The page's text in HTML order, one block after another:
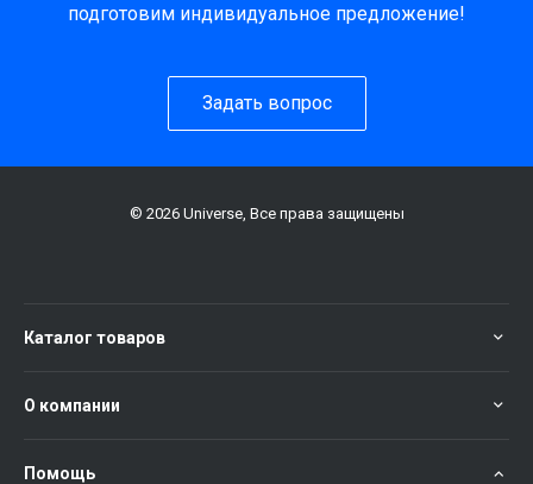
подготовим индивидуальное предложение!
Задать вопрос
© 2026 Universe, Все права защищены
Каталог товаров
О компании
Помощь